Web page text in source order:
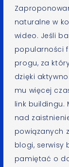
naturalne w
wideo. Jeśli
popularności
progu, za
dzięki
mu więcej
link buildingu.
nad
powiązanych
blogi, serwisy
pamiętać o